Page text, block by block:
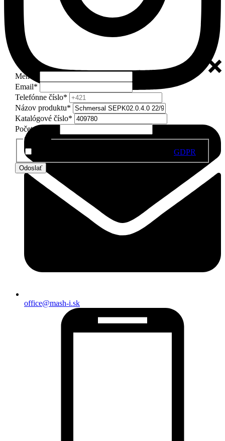
office@mash-i.sk
Meno
Email*
Telefónne číslo*
Názov produktu*
Katalógové číslo*
Počet kusov
GDPR
GDPR
Odoslať